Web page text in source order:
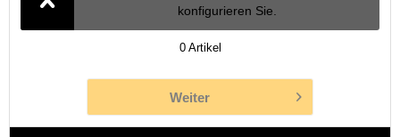
konfigurieren Sie.
0 Artikel
Weiter